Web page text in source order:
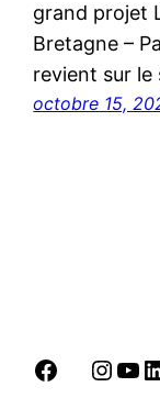
grand projet
Bretagne –
revient sur le
octobre 15,
Facebook